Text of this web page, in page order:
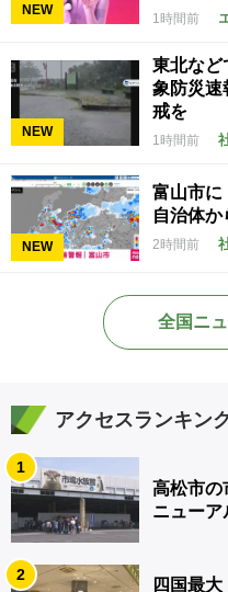
NEW
1時間前
NEW
東北など
象防災
戒を
1時間前
NEW
富山市
自治体
2時間前
全国ニ
アクセスランキン
1
高松市
ニューア
2
四国最